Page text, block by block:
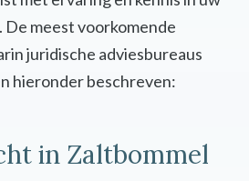
meest voorkomende
juridische adviesbureaus
hieronder beschreven:
in Zaltbommel